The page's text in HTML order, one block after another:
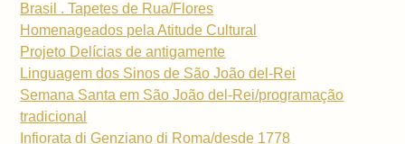
Brasil . Tapetes de Rua/Flores
Homenageados pela Atitude Cultural
Projeto Delícias de antigamente
Linguagem dos Sinos de São João del-Rei
Semana Santa em São João del-Rei/programação
tradicional
Infiorata di Genziano di Roma/desde 1778